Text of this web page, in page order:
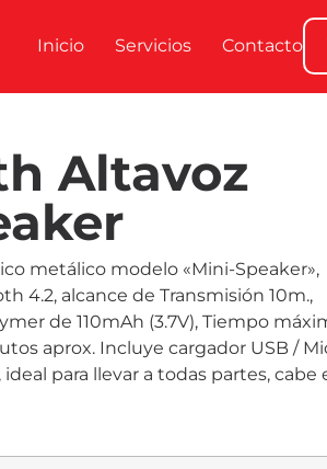
Inicio Servicios Contacto
Altavoz
metálico modelo «Mini-Speaker»,
4.2, alcance de Transmisión 10m.,
de 110mAh (3.7V), Tiempo
aprox. Incluye cargador USB /
para llevar a todas partes, cabe